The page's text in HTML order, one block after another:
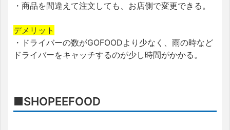
・商品を間違えて注文しても、お店側で変更できる。
デメリット
・ドライバーの数がGOFOODより少なく、雨の時など
ドライバーをキャッチするのが少し時間がかかる。
■SHOPEEFOOD